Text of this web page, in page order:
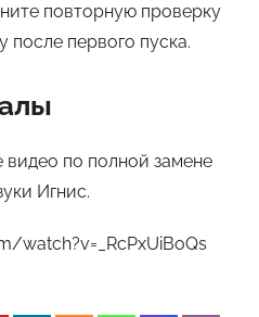
повторную проверку
после первого пуска.
по полной замене
Игнис.
watch?v=_RcPxUiBoQs